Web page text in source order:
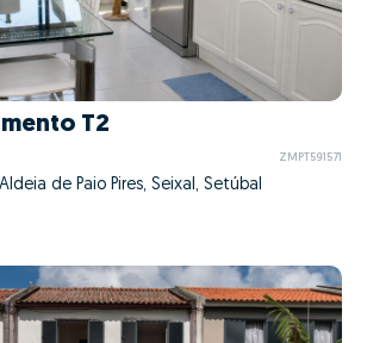
T2
ZMPT591571
de Paio Pires, Seixal, Setúbal